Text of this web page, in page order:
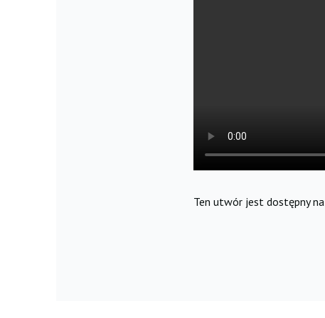
Ten utwór jest dostępny na